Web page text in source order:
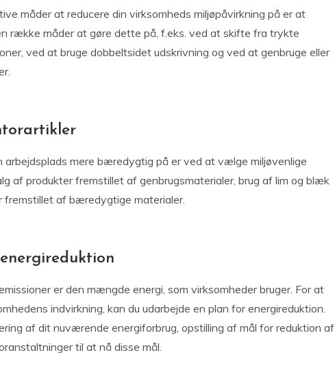
måder at reducere din virksomheds miljøpåvirkning på er at
række måder at gøre dette på, f.eks. ved at skifte fra trykte
ved at bruge dobbeltsidet udskrivning og ved at genbruge eller
arbejdsplads mere bæredygtig på er ved at vælge miljøvenlige
af produkter fremstillet af genbrugsmaterialer, brug af lim og blæk
fremstillet af bæredygtige materialer.
er den mængde energi, som virksomheder bruger. For at
indvirkning, kan du udarbejde en plan for energireduktion.
af dit nuværende energiforbrug, opstilling af mål for reduktion af
til at nå disse mål.